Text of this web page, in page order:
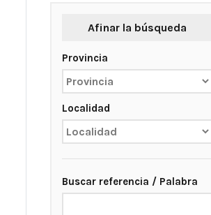
Afinar la búsqueda
Provincia
Localidad
Buscar referencia / Palabra